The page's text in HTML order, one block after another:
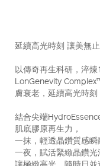
lx-
編
10122894101_hk
延續高光時刻 讓美無
以傳奇再生科研，淬
LonGenevity
膚衰老，延續高光時刻
結合尖端
肌底膠原再生力，
一抹，輕透晶鑽質感瞬
一夜，賦活緊緻晶鑽光